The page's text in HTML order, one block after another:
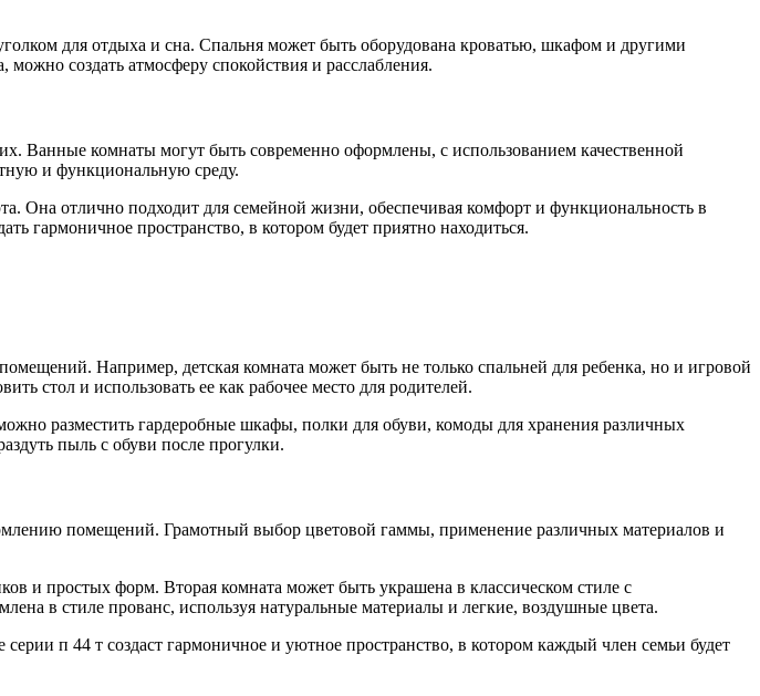
для отдыха и сна. Спальня может быть оборудована кроватью, шкафом и другими
создать атмосферу спокойствия и расслабления.
Ванные комнаты могут быть современно оформлены, с использованием качественной
и функциональную среду.
Она отлично подходит для семейной жизни, обеспечивая комфорт и функциональность в
гармоничное пространство, в котором будет приятно находиться.
Например, детская комната может быть не только спальней для ребенка, но и игровой
стол и использовать ее как рабочее место для родителей.
разместить гардеробные шкафы, полки для обуви, комоды для хранения различных
пыль с обуви после прогулки.
помещений. Грамотный выбор цветовой гаммы, применение различных материалов и
и простых форм. Вторая комната может быть украшена в классическом стиле с
в стиле прованс, используя натуральные материалы и легкие, воздушные цвета.
п 44 т создаст гармоничное и уютное пространство, в котором каждый член семьи будет